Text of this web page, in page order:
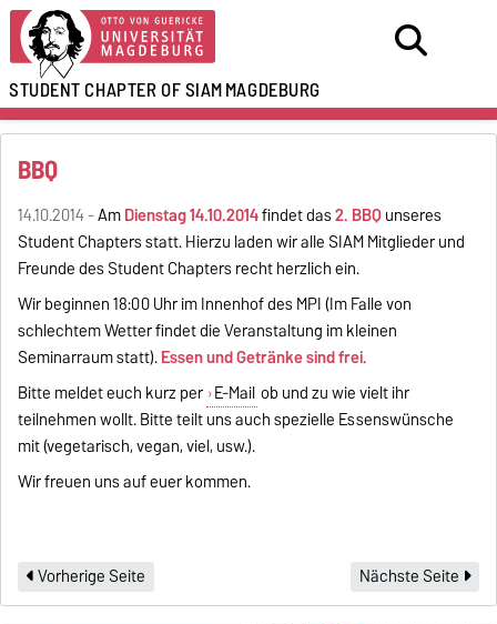
STUDENT CHAPTER OF SIAMMAGDEBURG
BBQ
14.10.2014 -AmDienstag 14.10.2014findet das2. BBQunseres
Student Chapters statt. Hierzu laden wir alle SIAM Mitglieder und
Freunde des Student Chapters recht herzlich ein.
Wir beginnen 18:00 Uhr im Innenhof des MPI (Im Falle von
schlechtem Wetter findet die Veranstaltung im kleinen
Seminarraum statt).Essen und Getränke sind frei.
Bitte meldet euch kurz per E-Mail ob und zu wie vielt ihr
teilnehmen wollt. Bitte teilt uns auch spezielle Essenswünsche
mit (vegetarisch, vegan, viel, usw.).
Wir freuen uns auf euer kommen.
Vorherige Seite Nächste Seite